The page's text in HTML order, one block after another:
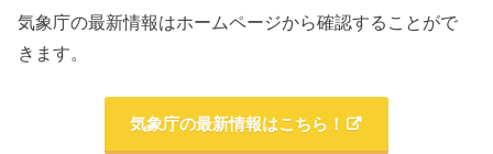
気象庁の最新情報はホームページから確認することがで
きます。
気象庁の最新情報はこちら！